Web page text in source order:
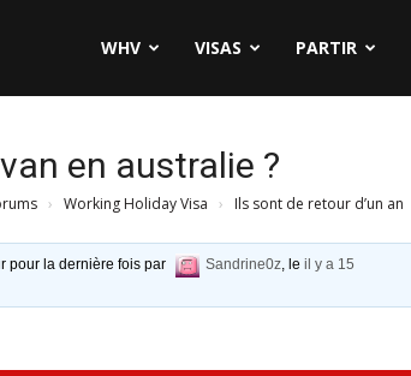
WHV VISAS PARTIR
en australie ?
› Working Holiday Visa ›
Ils sont de retour d’un an
pour la dernière fois par Sandrine0z, leil y a 15